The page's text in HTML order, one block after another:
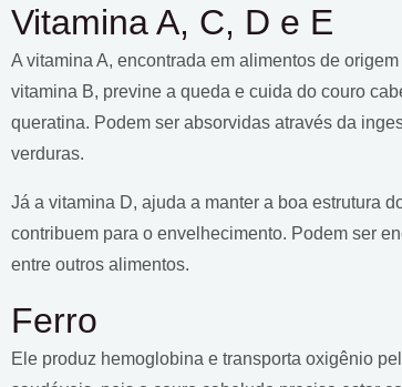
Vitamina A, C, D e E
A vitamina A, encontrada em alimentos de
vitamina B, previne a queda e cuida do couro
queratina. Podem ser absorvidas através da
verduras.
Já a vitamina D, ajuda a manter a boa estrutura
contribuem para o envelhecimento. Podem ser
entre outros alimentos.
Ferro
Ele produz hemoglobina e transporta oxigênio